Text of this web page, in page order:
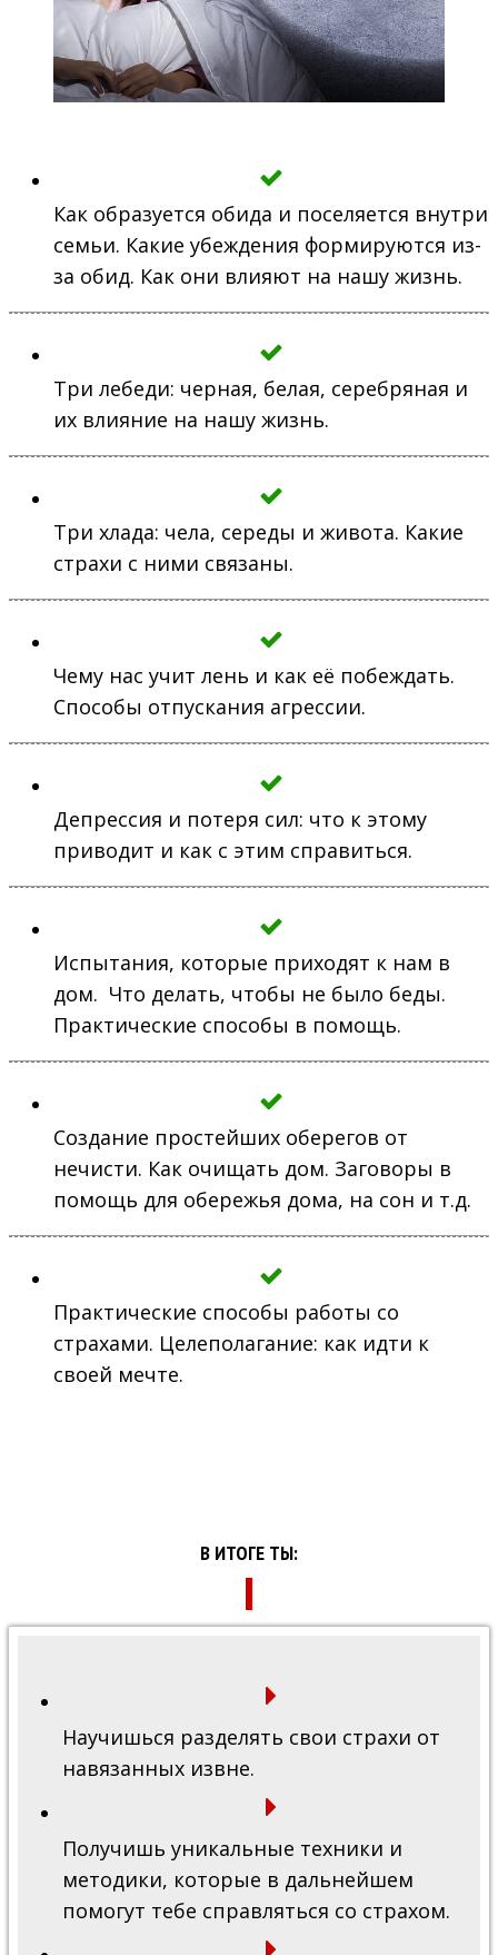
Как образуется обида и поселяется внутри
семьи. Какие убеждения формируются из-
за обид. Как они влияют на нашу жизнь.
Три лебеди: черная, белая, серебряная и
их влияние на нашу жизнь.
Три хлада: чела, середы и живота. Какие
страхи с ними связаны.
Чему нас учит лень и как её побеждать.
Способы отпускания агрессии.
Депрессия и потеря сил: что к этому
приводит и как с этим справиться.
Испытания, которые приходят к нам в
дом. Что делать, чтобы не было беды.
Практические способы в помощь.
Создание простейших оберегов от
нечисти. Как очищать дом. Заговоры в
помощь для обережья дома, на сон и т.д.
Практические способы работы со
страхами. Целеполагание: как идти к
своей мечте.
В ИТОГЕ ТЫ:
Научишься разделять свои страхи от
навязанных извне.
Получишь уникальные техники и
методики, которые в дальнейшем
помогут тебе справляться со страхом.